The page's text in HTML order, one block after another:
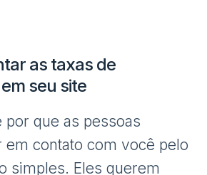
as taxas de
seu site
por que as pessoas
em contato com você pelo
simples. Eles querem